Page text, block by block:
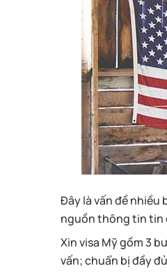
Đây là vấn đề
nguồn thông tin tin
Xin visa Mỹ gồm 3
vấn; chuẩn bị đầy